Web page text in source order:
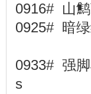
0916# 山
0925# 暗
0933# 强
s